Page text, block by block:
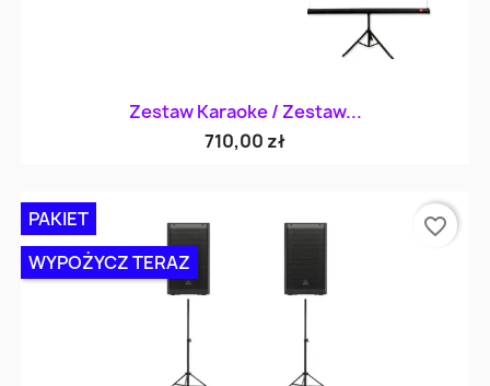
Zestaw Karaoke / Zestaw...
710,00 zł
PAKIET
WYPOŻYCZ TERAZ
favorite_border